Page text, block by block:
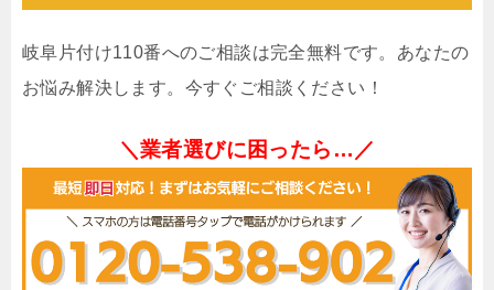
岐阜片付け110番へのご相談は完全無料です。あなたの
お悩み解決します。今すぐご相談ください！
＼業者選びに困ったら…／